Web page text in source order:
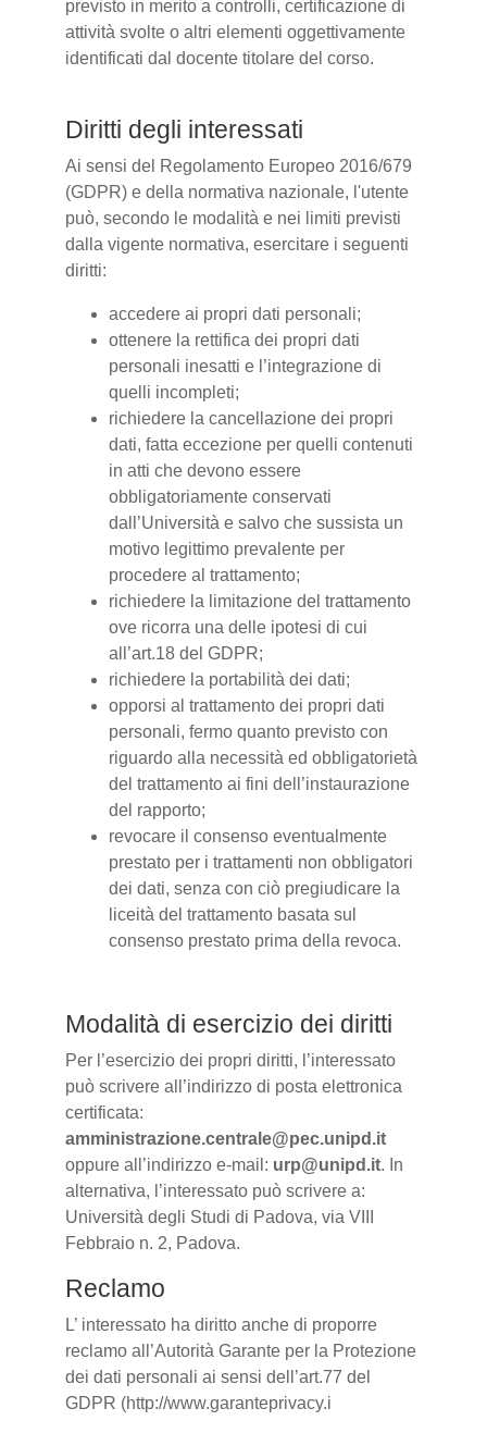
previsto in merito a controlli, certificazione di
attività svolte o altri elementi oggettivamente
identificati dal docente titolare del corso.
Diritti degli interessati
Ai sensi del Regolamento Europeo 2016/679
(GDPR) e della normativa nazionale, l'utente
può, secondo le modalità e nei limiti previsti
dalla vigente normativa, esercitare i seguenti
diritti:
accedere ai propri dati personali;
ottenere la rettifica dei propri dati
personali inesatti e l’integrazione di
quelli incompleti;
richiedere la cancellazione dei propri
dati, fatta eccezione per quelli contenuti
in atti che devono essere
obbligatoriamente conservati
dall’Università e salvo che sussista un
motivo legittimo prevalente per
procedere al trattamento;
richiedere la limitazione del trattamento
ove ricorra una delle ipotesi di cui
all’art.18 del GDPR;
richiedere la portabilità dei dati;
opporsi al trattamento dei propri dati
personali, fermo quanto previsto con
riguardo alla necessità ed obbligatorietà
del trattamento ai fini dell’instaurazione
del rapporto;
revocare il consenso eventualmente
prestato per i trattamenti non obbligatori
dei dati, senza con ciò pregiudicare la
liceità del trattamento basata sul
consenso prestato prima della revoca.
Modalità di esercizio dei diritti
Per l’esercizio dei propri diritti, l’interessato
può scrivere all’indirizzo di posta elettronica
certificata:
amministrazione.centrale@pec.unipd.it
oppure all’indirizzo e-mail: urp@unipd.it. In
alternativa, l’interessato può scrivere a:
Università degli Studi di Padova, via VIII
Febbraio n. 2, Padova.
Reclamo
L’ interessato ha diritto anche di proporre
reclamo all’Autorità Garante per la Protezione
dei dati personali ai sensi dell’art.77 del
GDPR (http://www.garanteprivacy.i